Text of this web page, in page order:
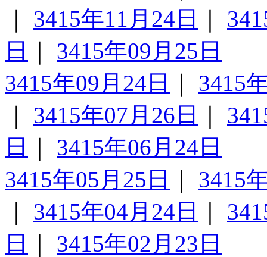
3415年11月24日
日
3415年09月25日
3415年09月24日
3415
3415年07月26日
日
3415年06月24日
3415年05月25日
3415
3415年04月24日
日
3415年02月23日